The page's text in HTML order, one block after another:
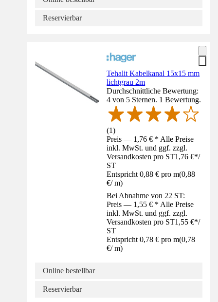
Reservierbar
Tehalit Kabelkanal 15x15 mm
lichtgrau 2m
Durchschnittliche Bewertung:
4 von 5 Sternen. 1 Bewertung.
(1)
Preis — 1,76 € * Alle Preise
inkl. MwSt. und ggf. zzgl.
Versandkosten pro ST1,76 €*/
ST
Entspricht 0,88 € pro m(0,88
€/ m)
Bei Abnahme von 22 ST:
Preis — 1,55 € * Alle Preise
inkl. MwSt. und ggf. zzgl.
Versandkosten pro ST1,55 €*/
ST
Entspricht 0,78 € pro m(0,78
€/ m)
Online bestellbar
Reservierbar